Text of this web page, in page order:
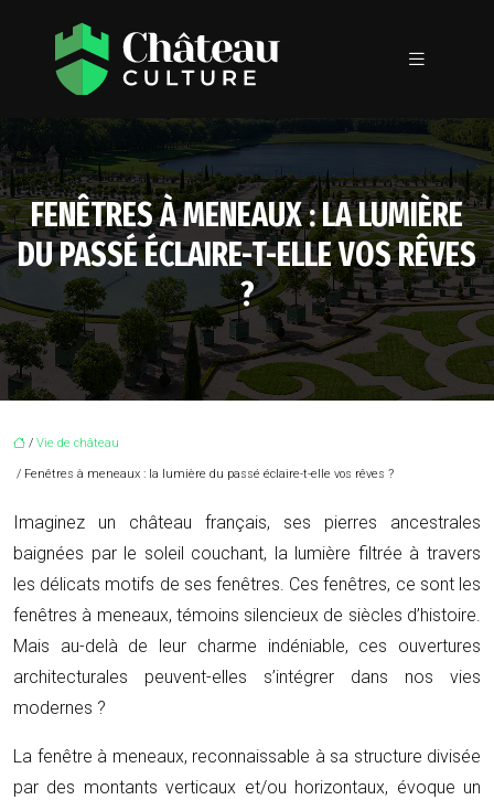
FENÊTRES À MENEAUX : LA LUMIÈRE
DU PASSÉ ÉCLAIRE-T-ELLE VOS RÊVES
?
/ Vie de château
/ Fenêtres à meneaux : la lumière du passé éclaire-t-elle vos rêves ?
Imaginez un château français, ses pierres ancestrales
baignées par le soleil couchant, la lumière filtrée à travers
les délicats motifs de ses fenêtres. Ces fenêtres, ce sont les
fenêtres à meneaux, témoins silencieux de siècles d’histoire.
Mais au-delà de leur charme indéniable, ces ouvertures
architecturales peuvent-elles s’intégrer dans nos vies
modernes ?
La fenêtre à meneaux, reconnaissable à sa structure divisée
par des montants verticaux et/ou horizontaux, évoque un